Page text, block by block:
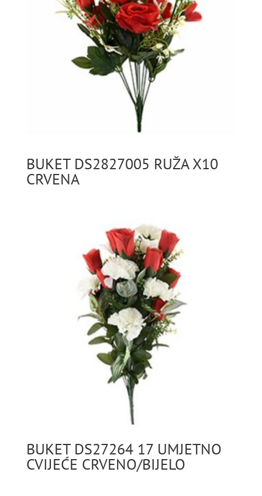
BUKET DS2827005 RUŽA X10
CRVENA
BUKET DS27264 17 UMJETNO
CVIJEĆE CRVENO/BIJELO